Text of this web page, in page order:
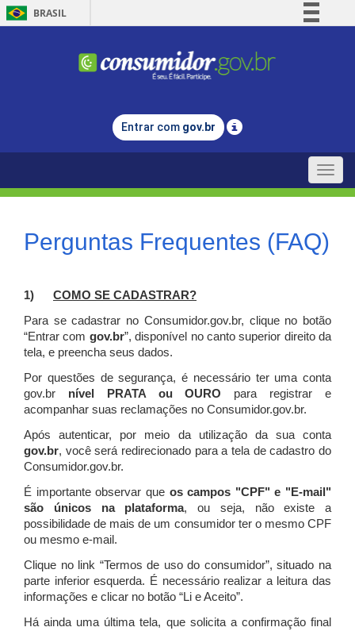
BRASIL
Comunica BR
Legislação
Entrar com gov.br
Toggle
Perguntas Frequentes (FAQ)
1) COMO SE CADASTRAR?
Para se cadastrar no Consumidor.gov.br, clique no botão
“Entrar com gov.br”, disponível no canto superior direito da
tela, e preencha seus dados.
Por questões de segurança, é necessário ter uma conta
gov.br nível PRATA ou OURO para registrar e
acompanhar suas reclamações no Consumidor.gov.br.
Após autenticar, por meio da utilização da sua conta
gov.br, você será redirecionado para a tela de cadastro do
Consumidor.gov.br.
É importante observar que os campos "CPF" e "E-mail"
são únicos na plataforma, ou seja, não existe a
possibilidade de mais de um consumidor ter o mesmo CPF
ou mesmo e-mail.
Clique no link “Termos de uso do consumidor”, situado na
parte inferior esquerda. É necessário realizar a leitura das
informações e clicar no botão “Li e Aceito”.
Há ainda uma última tela, que solicita a confirmação final